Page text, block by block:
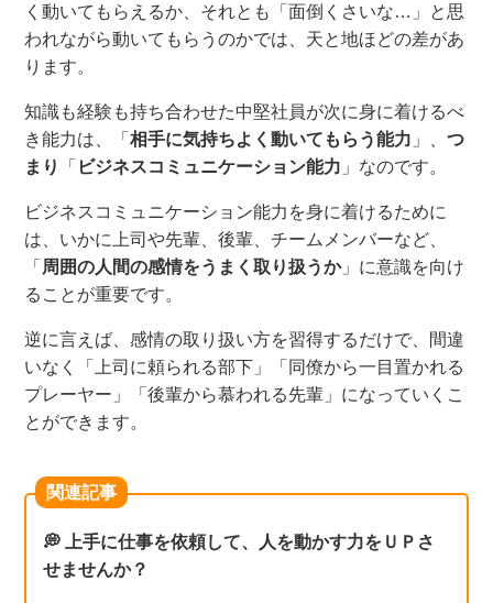
く動いてもらえるか、それとも「面倒くさ いな…」と 思
われながら動いてもらうのかでは、天と地ほどの差があ
ります。
知識も経験も持ち合わせた中堅社員が次に身に着けるべ
き能力は、「相手に気持ちよく動いてもらう能力 」、つ
まり
「 ビジネスコミュニケーション能力 」 なのです。
ビジネスコミュニケーション能力を身に着けるために
は、 いかに上司や先輩、後輩、チームメンバーなど
「 周囲の人間の感情をうまく取り扱うか」 に意識を向け
ることが重要です。
逆に言えば、感情の取り扱い方を習得するだけで、 間違
いなく「上司に頼られる部下」「同僚から一目置かれる
プレーヤー」「後輩から慕われる先輩」になってい くこ
とができ ます。
関連記事
💭 上手に仕事を依頼して、人を動かす力をＵＰさ
せませんか？